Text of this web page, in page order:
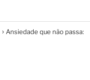
Ansiedade que não passa: